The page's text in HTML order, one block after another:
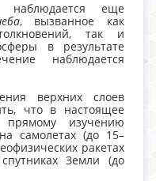
еще
, вызванное как
так и
в результате
наблюдается
верхних слоев
что в настоящее
изучению
самолетах (до 15–
ракетах
Земли (до